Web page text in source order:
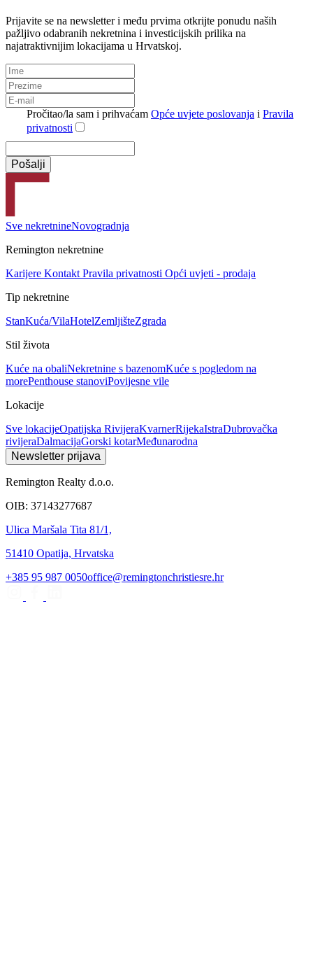
Prijavite se na newsletter i među prvima otkrijte ponudu naših
pažljivo odabranih nekretnina i investicijskih prilika na
najatraktivnijim lokacijama u Hrvatskoj.
Pročitao/la sam i prihvaćam Opće uvjete poslovanja i Pravila
privatnosti
Sve nekretnineNovogradnja
Remington nekretnine
Karijere Kontakt Pravila privatnosti Opći uvjeti - prodaja
Tip nekretnine
StanKuća/VilaHotelZemljišteZgrada
Stil života
Kuće na obaliNekretnine s bazenomKuće s pogledom na
morePenthouse stanoviPovijesne vile
Lokacije
Sve lokacijeOpatijska RivijeraKvarnerRijekaIstraDubrovačka
rivijeraDalmacijaGorski kotarMeđunarodna
Newsletter prijava
Remington Realty d.o.o.
OIB: 37143277687
Ulica Maršala Tita 81/1,
51410 Opatija, Hrvatska
+385 95 987 0050office@remingtonchristiesre.hr